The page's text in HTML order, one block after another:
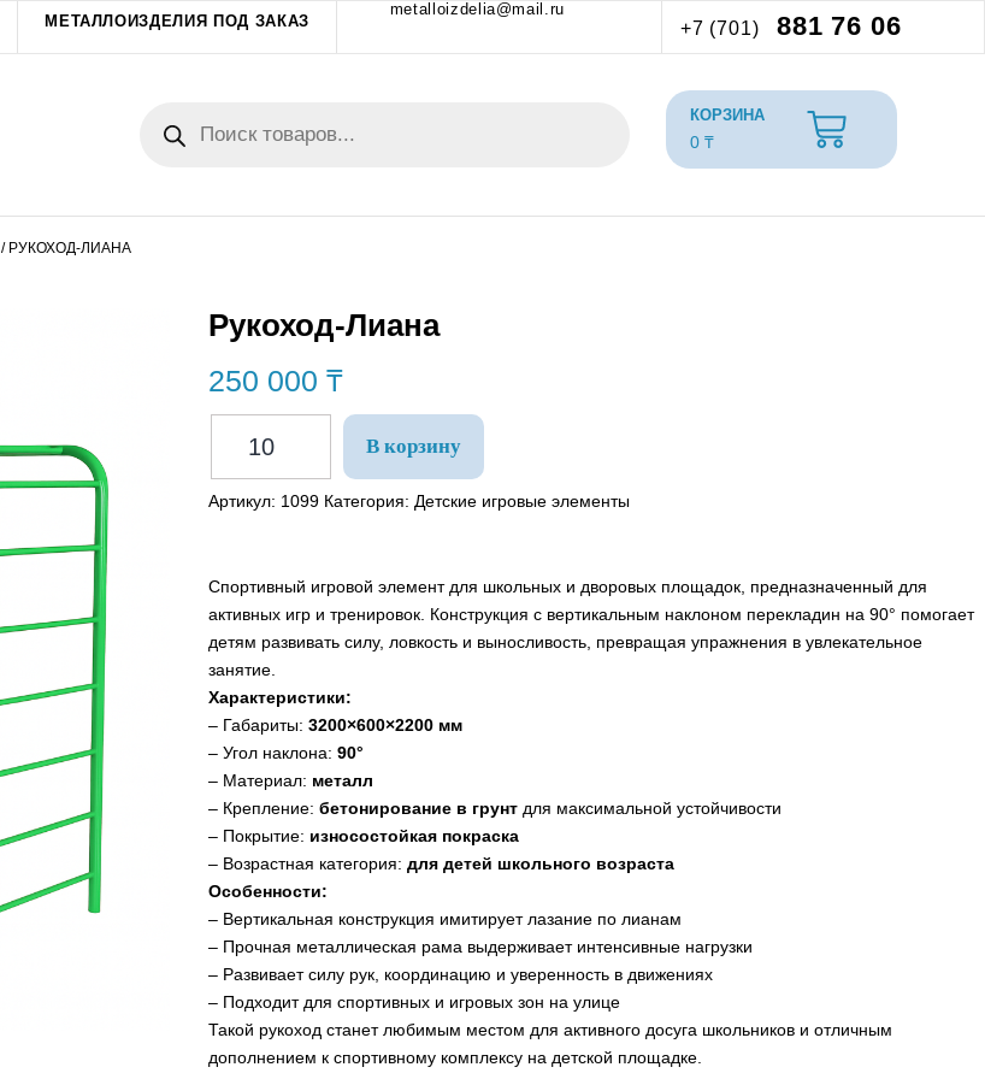
МЕТАЛЛОИЗДЕЛИЯ ПОД ЗАКАЗ
metalloizdelia@mail.ru
+7 (701) 881 76 06
0₸
/ РУКОХОД-ЛИАНА
Рукоход-Лиана
250 000 ₸
В корзину
Артикул: 1099 Категория: Детские игровые элементы
Спортивный игровой элемент для школьных и дворовых площадок, предназначенный для
активных игр и тренировок. Конструкция с вертикальным наклоном перекладин на 90° помогает
детям развивать силу, ловкость и выносливость, превращая упражнения в увлекательное
занятие.
Характеристики:
– Габариты: 3200×600×2200 мм
– Угол наклона: 90°
– Материал: металл
– Крепление: бетонирование в грунтдля максимальной устойчивости
– Покрытие: износостойкая покраска
– Возрастная категория: для детей школьного возраста
Особенности:
– Вертикальная конструкция имитирует лазание по лианам
– Прочная металлическая рама выдерживает интенсивные нагрузки
– Развивает силу рук, координацию и уверенность в движениях
– Подходит для спортивных и игровых зон на улице
Такой рукоход станет любимым местом для активного досуга школьников и отличным
дополнением к спортивному комплексу на детской площадке.